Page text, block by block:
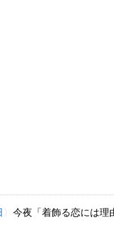
今夜「着飾る恋には理